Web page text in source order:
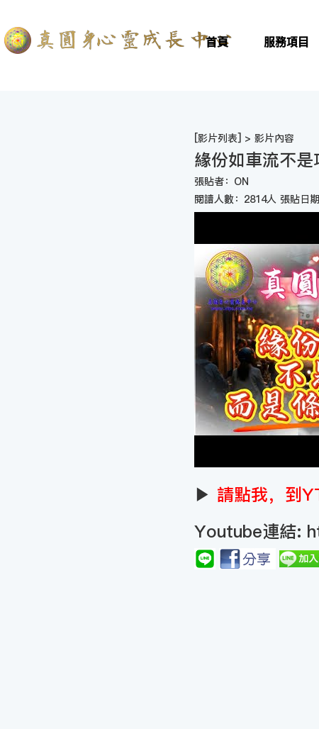
首頁 服務項目
[影片列表] > 影片內容
緣份如車流不
張貼者：ON
閱讀人數：2814人 張貼日
▶ 請點我，到
Youtube連結: